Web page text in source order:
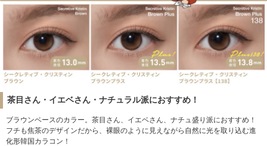
茶目さん・イエベさん・ナチュラル派におすすめ！
ブラウンベースのカラー。茶目さん、イエベさん、ナチュ盛り派におすすめ！
フチも焦茶のデザインだから、裸眼のように見えながら自然に光を取り込む進
化形韓国カラコン！